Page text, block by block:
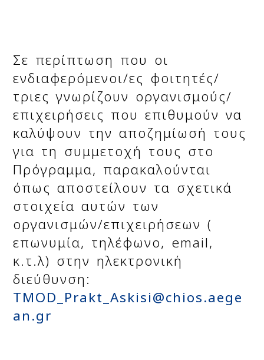
Σε περίπτωση που οι
ενδιαφερόμενοι/ες φοιτητές/
τριες γνωρίζουν οργανισμούς/
επιχειρήσεις που επιθυμούν να
καλύψουν την αποζημίωσή τους
για τη συμμετοχή τους στο
Πρόγραμμα, παρακαλούνται
όπως αποστείλουν τα σχετικά
στοιχεία αυτών των
οργανισμών/επιχειρήσεων (
επωνυμία, τηλέφωνο, email,
κ.τ.λ) στην ηλεκτρονική
διεύθυνση:
TMOD_Prakt_Askisi@chios.aege
an.gr